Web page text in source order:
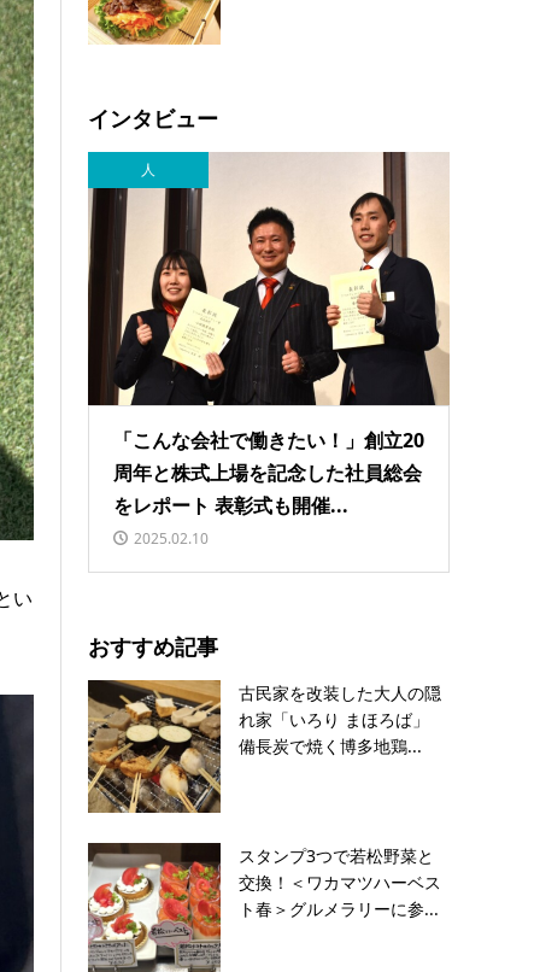
い
インタビュー
人
「こんな会社で働きたい！」創立20
周年と株式上場を記念した社員総会
をレポート 表彰式も開催...
2025.02.10
おすすめ記事
古民家を改装した大人の隠
れ家「いろり まほろば」
備長炭で焼く博多地鶏...
スタンプ3つで若松野菜と
交換！＜ワカマツハーベス
ト春＞グルメラリーに参...